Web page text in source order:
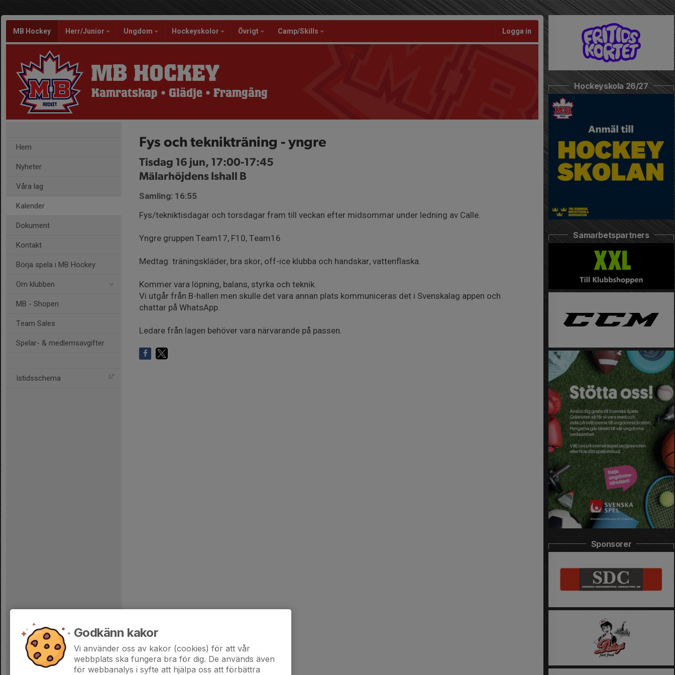
MB Hockey Herr/Junior Ungdom Hockeyskolor Övrigt Camp/Skills Logga in
MB HOCKEY
Kamratskap • Glädje • Framgång
Hem
Nyheter
Våra lag
Kalender
Dokument
Kontakt
Börja spela i MB Hockey
Om klubben
MB - Shopen
Team Sales
Spelar- & medlemsavgifter
Istidsschema
Fys och teknikträning - yngre
Tisdag 16 jun, 17:00-17:45
Mälarhöjdens Ishall B
Samling: 16:55
Fys/tekniktisdagar och torsdagar fram till veckan efter midsommar under ledning av Calle.
Yngre gruppen Team17, F10, Team16
Medtag: träningskläder, bra skor, off-ice klubba och handskar, vattenflaska.
Kommer vara löpning, balans, styrka och teknik.
Vi utgår från B-hallen men skulle det vara annan plats kommuniceras det i Svenskalag appen och
chattar på WhatsApp.
Ledare från lagen behöver vara närvarande på passen.
Hockeyskola 26/27
Samarbetspartners
Sponsorer
Godkänn kakor
Vi använder oss av kakor (cookies) för att vår
webbplats ska fungera bra för dig. De används även
för webbanalys i syfte att hjälpa oss att förbättra